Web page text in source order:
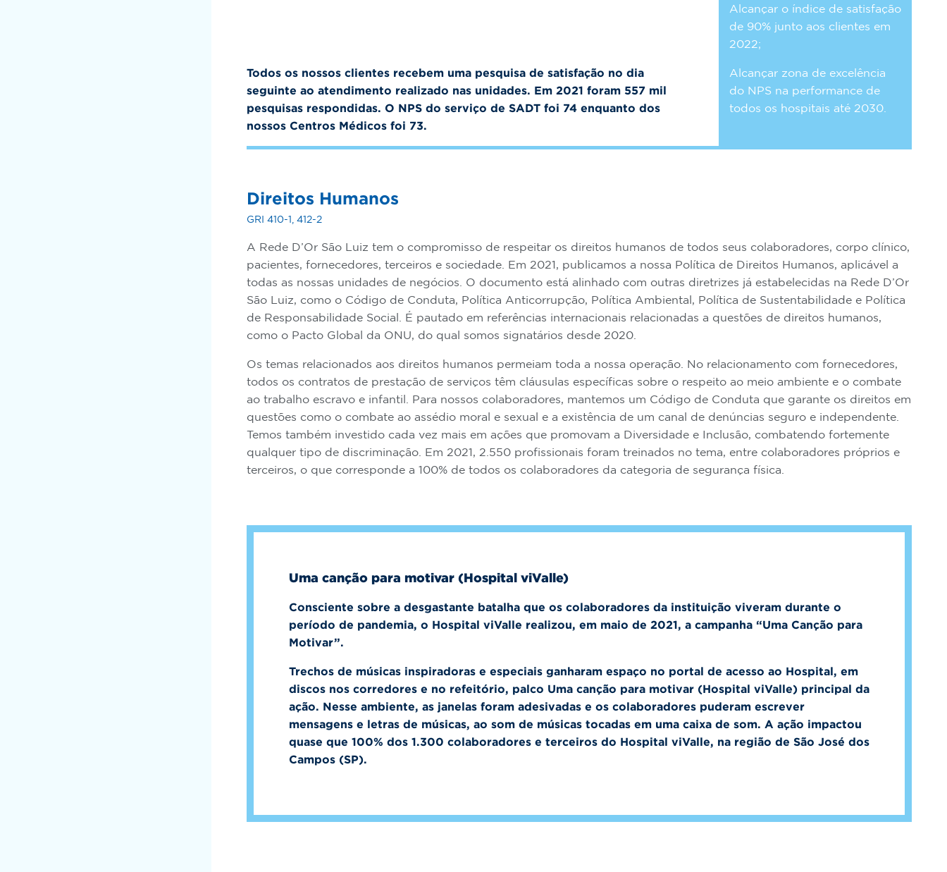
Todos os nossos clientes recebem uma pesquisa de satisfação no dia
seguinte ao atendimento realizado nas unidades. Em 2021 foram 557 mil
pesquisas respondidas. O NPS do serviço de SADT foi 74 enquanto dos
nossos Centros Médicos foi 73.
Alcançar o índice de satisfação
de 90% junto aos clientes em
2022;
Alcançar zona de excelência
do NPS na performance de
todos os hospitais até 2030.
Direitos Humanos
GRI 410-1, 412-2
A Rede D’Or São Luiz tem o compromisso de respeitar os direitos humanos de todos seus colaboradores, corpo clínico,
pacientes, fornecedores, terceiros e sociedade. Em 2021, publicamos a nossa Política de Direitos Humanos, aplicável a
todas as nossas unidades de negócios. O documento está alinhado com outras diretrizes já estabelecidas na Rede D’Or
São Luiz, como o Código de Conduta, Política Anticorrupção, Política Ambiental, Política de Sustentabilidade e Política
de Responsabilidade Social. É pautado em referências internacionais relacionadas a questões de direitos humanos,
como o Pacto Global da ONU, do qual somos signatários desde 2020.
Os temas relacionados aos direitos humanos permeiam toda a nossa operação. No relacionamento com fornecedores,
todos os contratos de prestação de serviços têm cláusulas específicas sobre o respeito ao meio ambiente e o combate
ao trabalho escravo e infantil. Para nossos colaboradores, mantemos um Código de Conduta que garante os direitos em
questões como o combate ao assédio moral e sexual e a existência de um canal de denúncias seguro e independente.
Temos também investido cada vez mais em ações que promovam a Diversidade e Inclusão, combatendo fortemente
qualquer tipo de discriminação. Em 2021, 2.550 profissionais foram treinados no tema, entre colaboradores próprios e
terceiros, o que corresponde a 100% de todos os colaboradores da categoria de segurança física.
Uma canção para motivar (Hospital viValle)
Consciente sobre a desgastante batalha que os colaboradores da instituição viveram durante o
período de pandemia, o Hospital viValle realizou, em maio de 2021, a campanha “Uma Canção para
Motivar”.
Trechos de músicas inspiradoras e especiais ganharam espaço no portal de acesso ao Hospital, em
discos nos corredores e no refeitório, palco Uma canção para motivar (Hospital viValle) principal da
ação. Nesse ambiente, as janelas foram adesivadas e os colaboradores puderam escrever
mensagens e letras de músicas, ao som de músicas tocadas em uma caixa de som. A ação impactou
quase que 100% dos 1.300 colaboradores e terceiros do Hospital viValle, na região de São José dos
Campos (SP).